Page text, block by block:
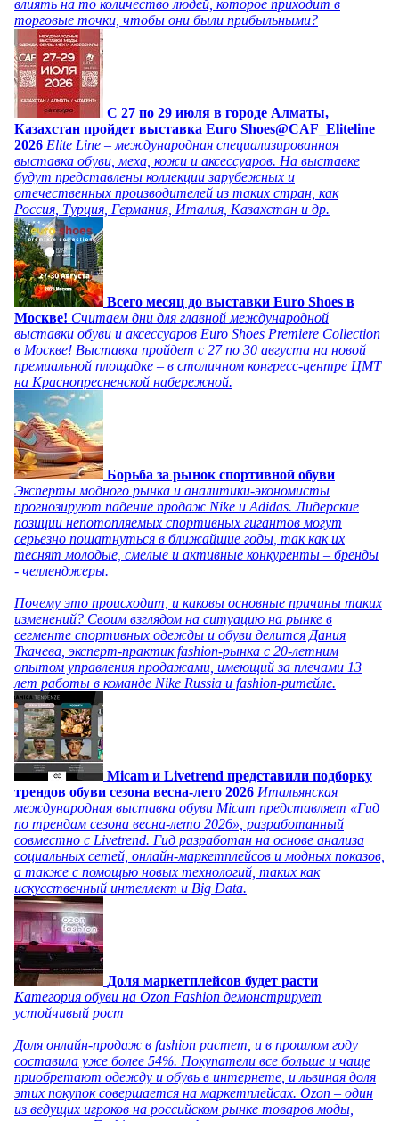
влиять на то количество людей, которое приходит в
торговые точки, чтобы они были прибыльными?
C 27 по 29 июля в городе Алматы,
Казахстан пройдет выставка Euro Shoes@CAF_Eliteline
2026 Elite Line – международная специализированная
выставка обуви, меха, кожи и аксессуаров. На выставке
будут представлены коллекции зарубежных и
отечественных производителей из таких стран, как
Россия, Турция, Германия, Италия, Казахстан и др.
Всего месяц до выставки Euro Shoes в
Москве! Считаем дни для главной международной
выставки обуви и аксессуаров Euro Shoes Premiere Collection
в Москве! Выставка пройдет с 27 по 30 августа на новой
премиальной площадке – в столичном конгресс-центре ЦМТ
на Краснопресненской набережной.
Борьба за рынок спортивной обуви
Эксперты модного рынка и аналитики-экономисты
прогнозируют падение продаж Nike и Adidas. Лидерские
позиции непотопляемых спортивных гигантов могут
серьезно пошатнуться в ближайшие годы, так как их
теснят молодые, смелые и активные конкуренты – бренды
- челленджеры.
Почему это происходит, и каковы основные причины таких
изменений? Своим взглядом на ситуацию на рынке в
сегменте спортивных одежды и обуви делится Дания
Ткачева, эксперт-практик fashion-рынка с 20-летним
опытом управления продажами, имеющий за плечами 13
лет работы в команде Nike Russia и fashion-ритейле.
Micam и Livetrend представили подборку
трендов обуви сезона весна-лето 2026 Итальянская
международная выставка обуви Micam представляет «Гид
по трендам сезона весна-лето 2026», разработанный
совместно с Livetrend. Гид разработан на основе анализа
социальных сетей, онлайн-маркетплейсов и модных показов,
а также с помощью новых технологий, таких как
искусственный интеллект и Big Data.
Доля маркетплейсов будет расти
Категория обуви на Ozon Fashion демонстрирует
устойчивый рост
Доля онлайн-продаж в fashion растет, и в прошлом году
составила уже более 54%. Покупатели все больше и чаще
приобретают одежду и обувь в интернете, и львиная доля
этих покупок совершается на маркетплейсах. Ozon – один
из ведущих игроков на российском рынке товаров моды,